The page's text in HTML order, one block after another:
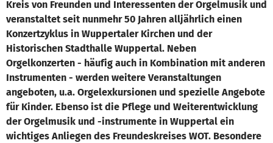
Kreis von Freunden und Interessenten der Orgelmusik und
veranstaltet seit nunmehr 50 Jahren alljährlich einen
Konzertzyklus in Wuppertaler Kirchen und der
Historischen Stadthalle Wuppertal. Neben
Orgelkonzerten - häufig auch in Kombination mit anderen
Instrumenten - werden weitere Veranstaltungen
angeboten, u.a. Orgelexkursionen und spezielle Angebote
für Kinder. Ebenso ist die Pflege und Weiterentwicklung
der Orgelmusik und -instrumente in Wuppertal ein
wichtiges Anliegen des Freundeskreises WOT. Besondere